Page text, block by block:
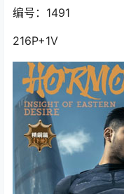
编号：1491
216P+1V